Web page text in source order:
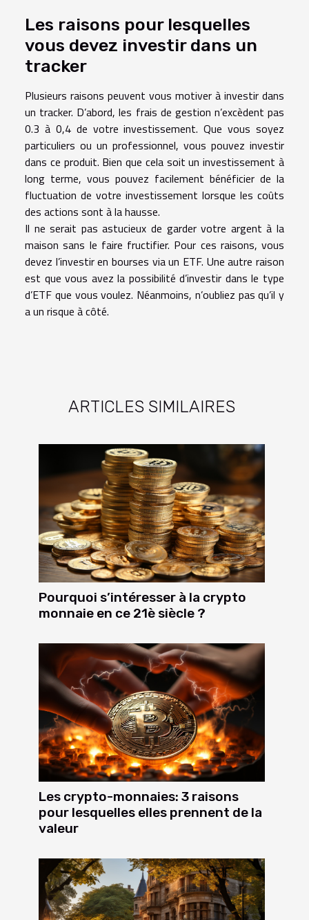
Les raisons pour lesquelles
vous devez investir dans un
tracker
Plusieurs raisons peuvent vous motiver à investir dans
un tracker. D’abord, les frais de gestion n’excèdent pas
0.3 à 0,4 de votre investissement. Que vous soyez
particuliers ou un professionnel, vous pouvez investir
dans ce produit. Bien que cela soit un investissement à
long terme, vous pouvez facilement bénéficier de la
fluctuation de votre investissement lorsque les coûts
des actions sont à la hausse.
Il ne serait pas astucieux de garder votre argent à la
maison sans le faire fructifier. Pour ces raisons, vous
devez l’investir en bourses via un ETF. Une autre raison
est que vous avez la possibilité d’investir dans le type
d’ETF que vous voulez. Néanmoins, n’oubliez pas qu’il y
a un risque à côté.
ARTICLES SIMILAIRES
Pourquoi s’intéresser à la crypto
monnaie en ce 21è siècle ?
Les crypto-monnaies: 3 raisons
pour lesquelles elles prennent de la
valeur